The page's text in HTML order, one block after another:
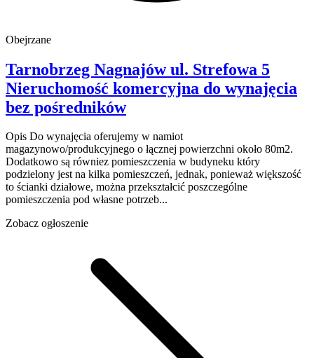
Obejrzane
Tarnobrzeg Nagnajów ul. Strefowa 5
Nieruchomość komercyjna do wynajęcia
bez pośredników
Opis Do wynajęcia oferujemy w namiot
magazynowo/produkcyjnego o łącznej powierzchni około 80m2.
Dodatkowo są równiez pomieszczenia w budyneku który
podzielony jest na kilka pomieszczeń, jednak, ponieważ większość
to ścianki działowe, można przekształcić poszczególne
pomieszczenia pod własne potrzeb...
Zobacz ogłoszenie